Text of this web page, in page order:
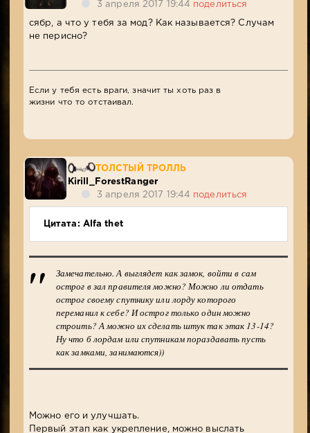
3 апреля 2017 19:44 поделиться
сябр, а что у тебя за мод? Как называется? Случам
не перисно?
Если у тебя есть враги, значит ты хоть раз в
жизни что то отстаивал.
ТОЛСТЫЙ ТРОЛЛЬ
Kirill_ForestRanger
3 апреля 2017 19:44 поделиться
Цитата: Alfa thet
Замечательно. А выглядет как замок, войти в сам
острог в зал правителя можно? Можно ли отдать
острог своему спутнику или лорду которого
переманил к себе? И острог только один можно
строить? А можно их сделать штук так этак 13-14?
Ну что б лордам или спутникам пораздавать пусть
как замками, занимаются))
Можно его и улучшать.
Первый этап как укрепление, можно выслать